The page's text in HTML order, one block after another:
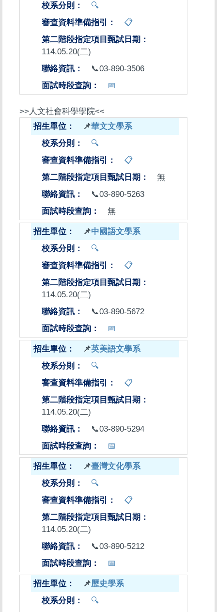
🔍
📋
114.05.20(二)
📞03-890-3506
📅
>>人文社會科學學院<<
📌華文文學系
🔍
📋
無
📞03-890-5263
無
📌中國語文學系
🔍
📋
114.05.20(二)
📞03-890-5672
📅
📌英美語文學系
🔍
📋
114.05.20(二)
📞03-890-5294
📅
📌臺灣文化學系
🔍
📋
114.05.20(二)
📞03-890-5212
📅
📌歷史學系
🔍